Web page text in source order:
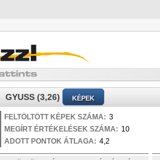
GYUSS (3,26) KÉPEK
FELTÖLTÖTT KÉPEK SZÁMA: 3
MEGÍRT ÉRTÉKELÉSEK SZÁMA: 10
ADOTT PONTOK ÁTLAGA: 4,2